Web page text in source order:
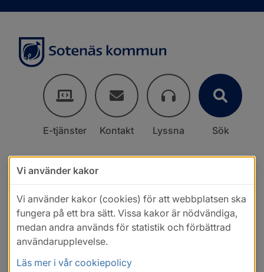
E-tjänster Kontakt Lyssna Sök
Vi använder kakor
Vi använder kakor (cookies) för att webbplatsen ska
fungera på ett bra sätt. Vissa kakor är nödvändiga,
medan andra används för statistik och förbättrad
användarupplevelse.
Läs mer i vår cookiepolicy